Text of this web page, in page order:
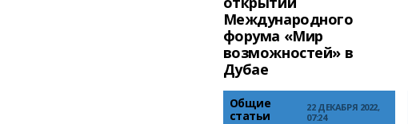
Международного
форума «Мир
возможностей» в
Дубае
Общие
статьи
22 ДЕКАБРЯ 2022,
07:24